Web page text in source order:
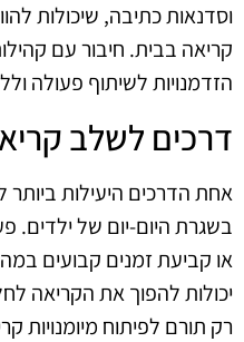
וסדנאות כתיבה, שיכולות
קריאה בבית. חיבור עם
הזדמנויות לשיתוף פעולה
דרכים לשלב
אחת הדרכים היעילות
בשגרת היום-יום של ילדים.
או קביעת זמנים קבועים
יכולות להפוך את הקריאה
רק תורם לפיתוח מיומנויות